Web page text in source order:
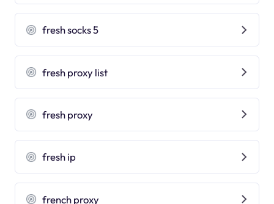
fresh socks 5
fresh proxy list
fresh proxy
fresh ip
french proxy